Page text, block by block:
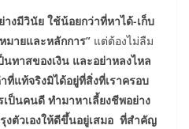
างมีวินัย ใช้น้อยกว่าที่หาได้-เก็บ
มายและหลักการ” แต่ต้องไม่ลืม
นทาสของเงิน และอย่าหลงไหล
แท้จริงมิได้อยู่ที่สิ่งที่เราครอบ
เป็นคนดี ทํามาหาเลี้ยงชีพอย่าง
ตัวเองให้ดีขึ้นอยู่เสมอ ที่สำคัญ